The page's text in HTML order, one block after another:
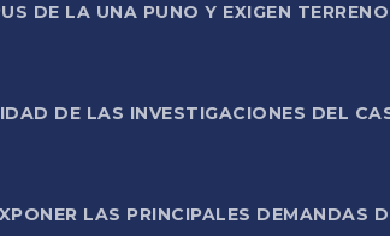
DE LA UNA PUNO Y EXIGEN
DE LAS INVESTIGACIONES DEL
LAS PRINCIPALES DEMANDAS